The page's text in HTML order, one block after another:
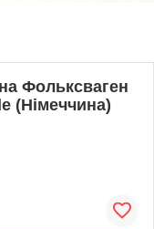
Фольксваген
(Німеччина)